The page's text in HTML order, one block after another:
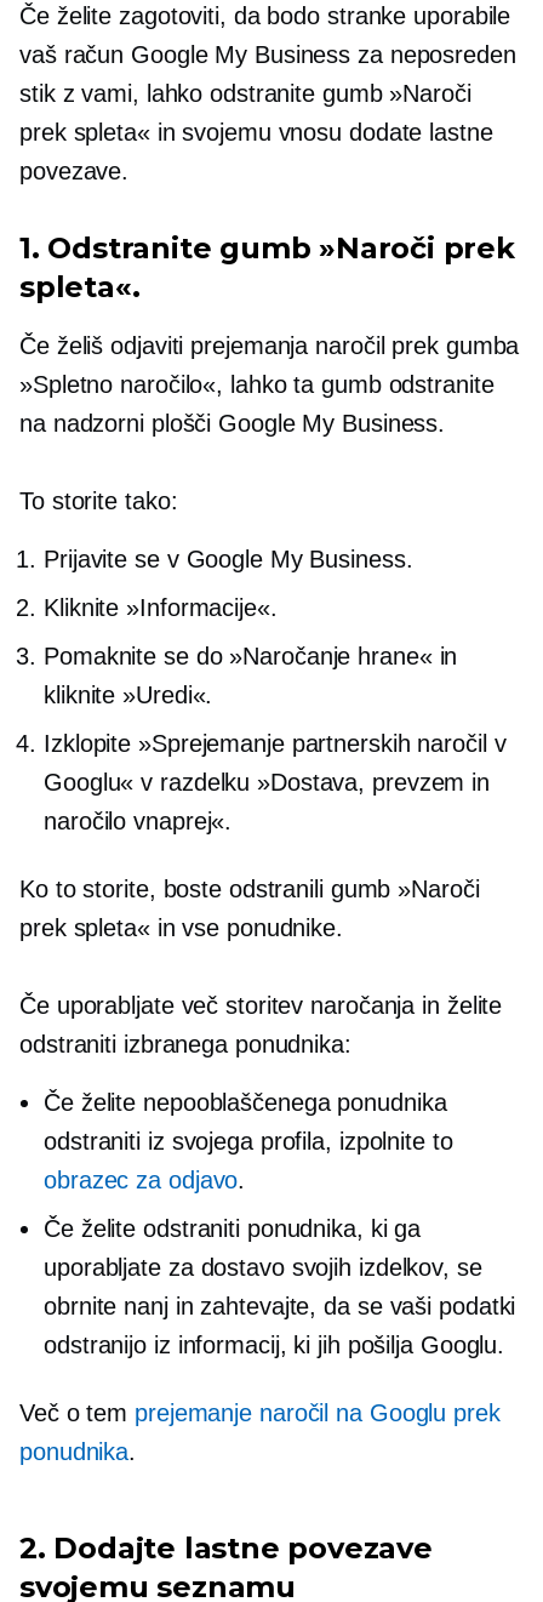
Če želite zagotoviti, da bodo stranke uporabile
vaš račun Google My Business za neposreden
stik z vami, lahko odstranite gumb »Naroči
prek spleta« in svojemu vnosu dodate lastne
povezave.
1. Odstranite gumb »Naroči prek
spleta«.
Če želišodjaviti prejemanja naročil prek gumba
»Spletno naročilo«, lahko ta gumb odstranite
na nadzorni plošči Google My Business.
To storite tako:
Prijavite se v Google My Business.
Kliknite »Informacije«.
Pomaknite se do »Naročanje hrane« in
kliknite »Uredi«.
Izklopite »Sprejemanje partnerskih naročil v
Googlu« v razdelku »Dostava, prevzem in
naročilo vnaprej«.
Ko to storite, boste odstranili gumb »Naroči
prek spleta« in vse ponudnike.
Če uporabljate več storitev naročanja in želite
odstraniti izbranega ponudnika:
Če želite nepooblaščenega ponudnika
odstraniti iz svojega profila, izpolnite to
obrazec za odjavo.
Če želite odstraniti ponudnika, ki ga
uporabljate za dostavo svojih izdelkov, se
obrnite nanj in zahtevajte, da se vaši podatki
odstranijo iz informacij, ki jih pošilja Googlu.
Več o tem prejemanje naročil na Googlu prek
ponudnika.
2. Dodajte lastne povezave
svojemu seznamu